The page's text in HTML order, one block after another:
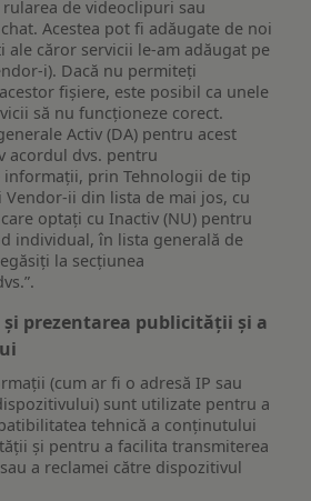
de videoclipuri sau
Acestea pot fi adăugate de noi
căror servicii le-am adăugat pe
i). Dacă nu permiteți
fișiere, este posibil ca unele
să nu funcționeze corect.
Activ (DA) pentru acest
acordul dvs. pentru
informații, prin Tehnologii de tip
Vendor-ii din lista de mai jos, cu
optați cu Inactiv (NU) pentru
individual, în lista generală de
la secțiunea
și prezentarea publicității și a
(cum ar fi o adresă IP sau
sunt utilizate pentru a
tehnică a conținutului
și pentru a facilita transmiterea
a reclamei către dispozitivul